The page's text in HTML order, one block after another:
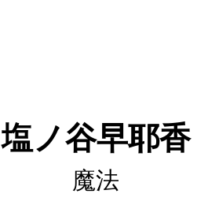
塩ノ谷早耶香
魔法